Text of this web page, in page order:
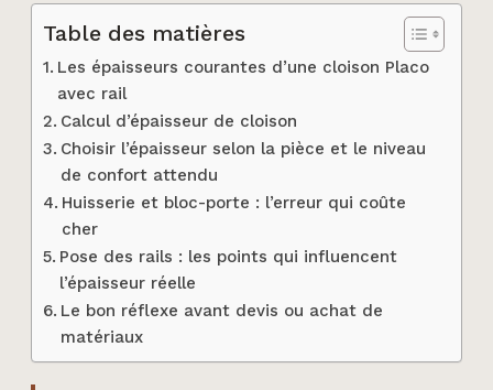
Table des matières
Les épaisseurs courantes d’une cloison Placo
avec rail
Calcul d’épaisseur de cloison
Choisir l’épaisseur selon la pièce et le niveau
de confort attendu
Huisserie et bloc-porte : l’erreur qui coûte
cher
Pose des rails : les points qui influencent
l’épaisseur réelle
Le bon réflexe avant devis ou achat de
matériaux